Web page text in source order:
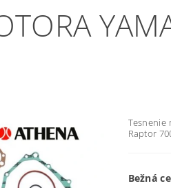
Tesnenie
Raptor
Bežná